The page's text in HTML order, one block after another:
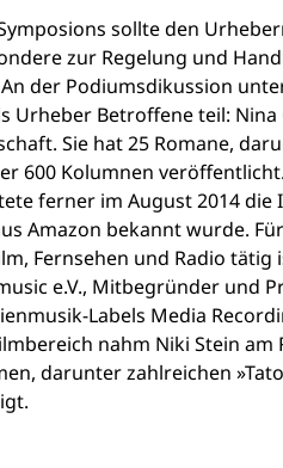
sollte den
zur Regelung und
der Podiumsdikussion
Urheber Betroffene teil:
Sie hat 25 Romane,
600 Kolumnen
ferner im August 2014 die
Amazon bekannt wurde.
Fernsehen und Radio
e.V., Mitbegründer und
Labels Media
nahm Niki Stein am
darunter zahlreichen